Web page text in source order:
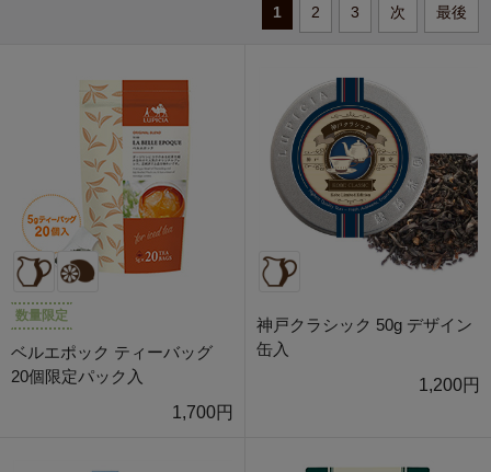
1 2 3 次 最後
数量限定
ベルエポック ティーバッグ
20個限定パック入
1,700円
神戸クラシック 50g デザイン
缶入
1,200円